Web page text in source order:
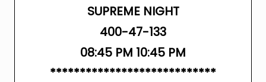
SUPREME NIGHT
400-47-133
08:45 PM 10:45 PM
****************************